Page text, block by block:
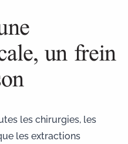
un frein
les chirurgies, les
lesextractions